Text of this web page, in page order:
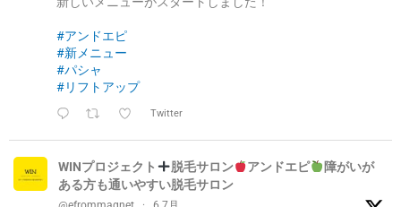
#アンドエピ
#新メニュー
#パシャ
#リフトアップ
Twitter
WINプロジェクト 脱毛サロン アンドエピ
障がいが
ある方も通いやすい脱毛サロン